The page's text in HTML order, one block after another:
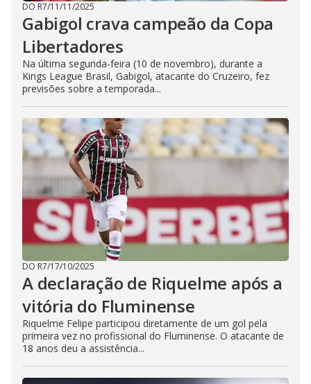
DO R7/11/11/2025
Gabigol crava campeão da Copa
Libertadores
Na última segunda-feira (10 de novembro), durante a
Kings League Brasil, Gabigol, atacante do Cruzeiro, fez
previsões sobre a temporada...
DO R7/17/10/2025
A declaração de Riquelme após a
vitória do Fluminense
Riquelme Felipe participou diretamente de um gol pela
primeira vez no profissional do Fluminense. O atacante de
18 anos deu a assistência...